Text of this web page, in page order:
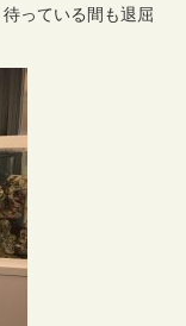
っている間も退屈